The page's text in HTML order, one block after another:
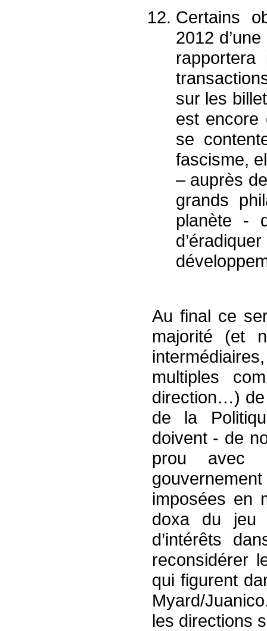
Certains
2012
sur les
est encore
se
fascisme,
– auprès
grands
planète -
Au final ce
majorité (et
multiples
direction…) de
de la
doivent - de
prou avec
imposées en
doxa du jeu
d’intérêts
reconsidérer
qui figurent
Myard/
les directions